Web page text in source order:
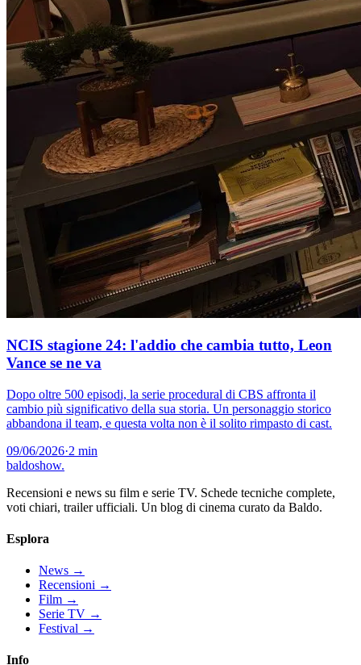
NCIS stagione 24: l'addio che cambia tutto, Leon
Vance se ne va
Dopo oltre 500 episodi, la serie procedural di CBS affronta il
cambio più significativo della sua storia. Un personaggio storico
abbandona il team, e questa volta non è il solito rimpasto di cast.
09/06/2026·2 min
baldoshow.
Recensioni e news su film e serie TV. Schede tecniche complete,
voti chiari, trailer ufficiali. Un blog di cinema curato da Baldo.
Esplora
News →
Recensioni →
Film →
Serie TV →
Festival →
Info